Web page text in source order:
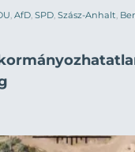
AfD SPD Szász-Anhalt